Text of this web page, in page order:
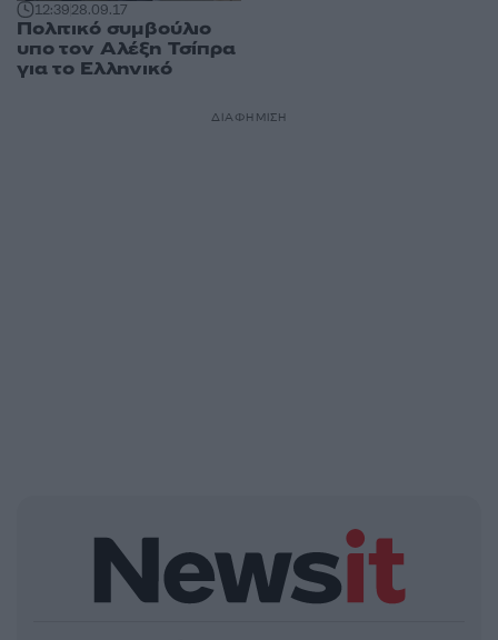
12:3928.09.17
Πολιτικό συμβούλιο
υπο τον Αλέξη Τσίπρα
για το Ελληνικό
ΔΙΑΦΗΜΙΣΗ